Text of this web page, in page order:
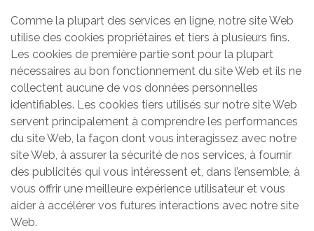
Comme la plupart des services en ligne, notre site Web
utilise des cookies propriétaires et tiers à plusieurs fins.
Les cookies de première partie sont pour la plupart
nécessaires au bon fonctionnement du site Web et ils ne
collectent aucune de vos données personnelles
identifiables. Les cookies tiers utilisés sur notre site Web
servent principalement à comprendre les performances
du site Web, la façon dont vous interagissez avec notre
site Web, à assurer la sécurité de nos services, à fournir
des publicités qui vous intéressent et, dans l’ensemble, à
vous offrir une meilleure expérience utilisateur et vous
aider à accélérer vos futures interactions avec notre site
Web.